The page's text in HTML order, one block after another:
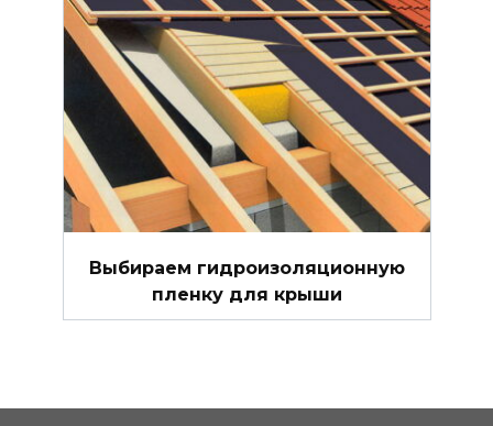
Выбираем гидроизоляционную
пленку для крыши